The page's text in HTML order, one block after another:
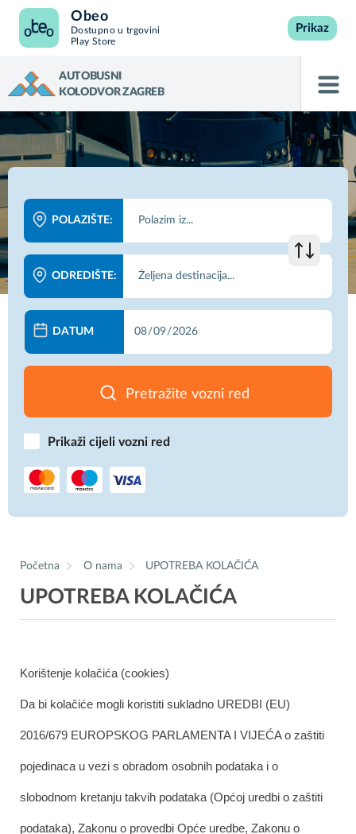
Obeo
Dostupno u trgovini
Play Store
Prikaz
AUTOBUSNI
KOLODVOR ZAGREB
POLAZIŠTE:
ODREDIŠTE:
DATUM
Pretražite vozni red
Prikaži cijeli vozni red
Početna O nama UPOTREBA KOLAČIĆA
UPOTREBA KOLAČIĆA
Korištenje kolačića (cookies)
Da bi kolačiće mogli koristiti sukladno UREDBI (EU)
2016/679 EUROPSKOG PARLAMENTA I VIJEĆA o zaštiti
pojedinaca u vezi s obradom osobnih podataka i o
slobodnom kretanju takvih podataka (Općoj uredbi o zaštiti
podataka), Zakonu o provedbi Opće uredbe, Zakonu o